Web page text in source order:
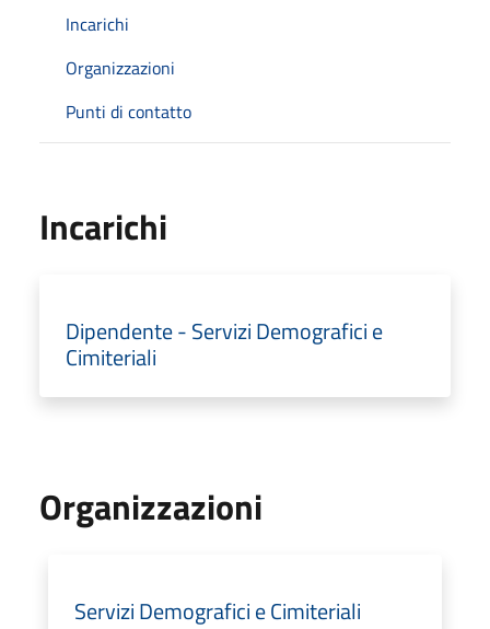
Incarichi
Organizzazioni
Punti di contatto
Incarichi
Dipendente - Servizi Demografici e
Cimiteriali
Organizzazioni
Servizi Demografici e Cimiteriali